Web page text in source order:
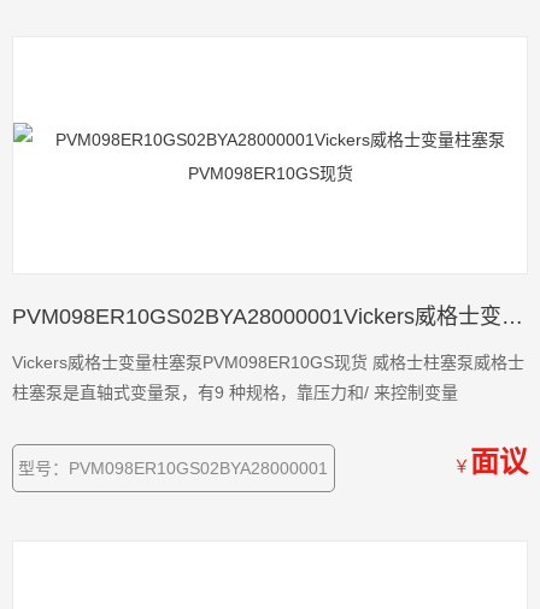
PVM098ER10GS02BYA28000001Vickers威格士变量柱塞泵PVM098ER10GS现货
Vickers威格士变量柱塞泵PVM098ER10GS现货 威格士柱塞泵威格士
柱塞泵是直轴式变量泵，有9 种规格，靠压力和/ 来控制变量
型号：PVM098ER10GS02BYA28000001 ￥ 面议